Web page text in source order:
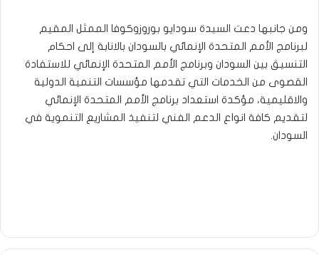
ومن جانبها دعت السيدة سودايو بوروزوكوفا الممثل المقيم
لبرنامج الأمم المتحدة الإنمائي بالسودان بالانابة إلى احكام
التنسيق بين السودان وبرنامج الأمم المتحدة الإنمائي للاستفادة
القصوى من الخدمات التي تقدمها مؤسسات التنمية الدولية
والاقليمية، مؤكدة استعداد برنامج الأمم المتحدة الإنمائي
لتقديم كافة انواع الدعم الفني لتنفيذ المشاريع التنموية في
السودان.